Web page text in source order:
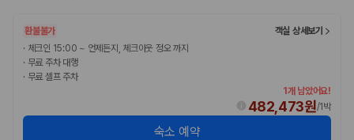
환불불가
객실 상세보기
· 체크인 15:00 ~ 언제든지, 체크아웃 정오 까지
· 무료 주차 대행
· 무료 셀프 주차
1개 남았어요!
482,473원/1박
숙소 예약